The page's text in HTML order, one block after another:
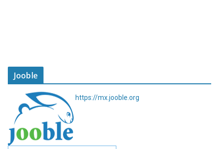
Jooble
https://mx.jooble.org